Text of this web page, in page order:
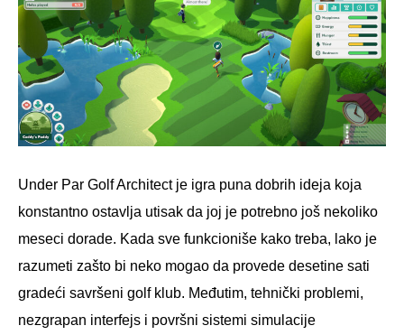
Under Par Golf Architect je igra puna dobrih ideja koja
konstantno ostavlja utisak da joj je potrebno još nekoliko
meseci dorade. Kada sve funkcioniše kako treba, lako je
razumeti zašto bi neko mogao da provede desetine sati
gradeći savršeni golf klub. Međutim, tehnički problemi,
nezgrapan interfejs i površni sistemi simulacije